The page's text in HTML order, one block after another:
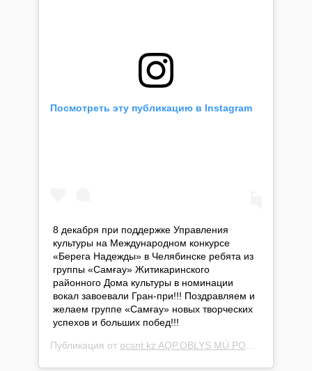
Посмотреть эту публикацию в Instagram
8 декабря при поддержке Управления
культуры на Международном конкурсе
«Берега Надежды» в Челябинске ребята из
группы «Самғау» Житикаринского
районного Дома культуры в номинации
вокал завоевали Гран-при!!! Поздравляем и
желаем группе «Самғау» новых творческих
успехов и больших побед!!!
Публикация от ocsnt.kz AQP.OBLYS MÚ PORTALY